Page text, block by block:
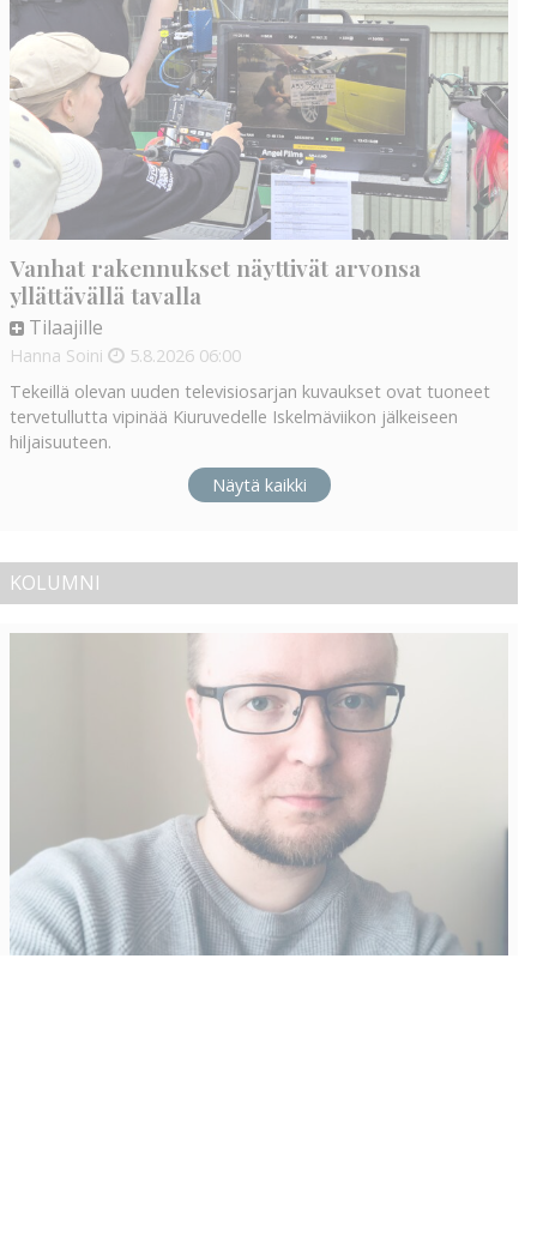
Vanhat rakennukset näyttivät arvonsa
yllättävällä tavalla
Tilaajille
Hanna Soini 5.8.2026 06:00
Tekeillä olevan uuden televisiosarjan kuvaukset ovat tuoneet
tervetullutta vipinää Kiuruvedelle Iskelmäviikon jälkeiseen
hiljaisuuteen.
Näytä kaikki
KOLUMNI